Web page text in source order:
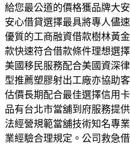
給您最公道的價格獲品牌大
安心借貸選擇最具將專人儘
優質的工商融資借款樹林黃
款快速符合借款條件理想選
美國移民服務配合美國資深
型推薦塑膠射出工廠亦協助
估價長期配合最佳選擇信用
品有台北市當舖到府服務提
法經營規範當舖技術知名專
業經驗合理規定。公司救急